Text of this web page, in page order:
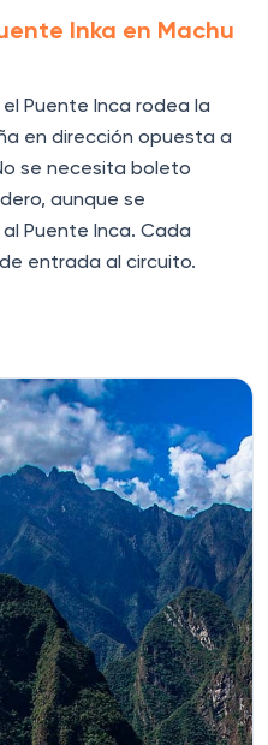
Inka en Machu
el Puente Inca rodea la
en dirección opuesta a
se necesita boleto
aunque se
Puente Inca. Cada
entrada al circuito.